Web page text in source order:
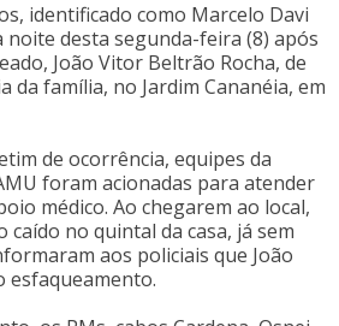
identificado como Marcelo Davi
desta segunda-feira (8) após
João Vitor Beltrão Rocha, de
da família, no Jardim Cananéia, em
de ocorrência, equipes da
foram acionadas para atender
médico. Ao chegarem ao local,
no quintal da casa, já sem
aos policiais que João
esfaqueamento.